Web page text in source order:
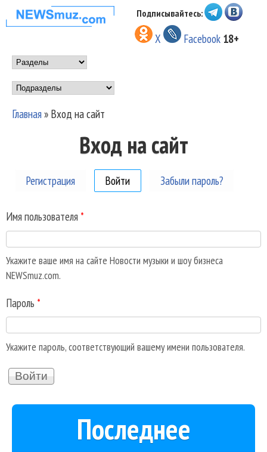
Перейти к основному
содержанию
НОВОСТИ
МУЗЫКИ И
ШОУ БИЗНЕСА
NEWSMUZ.COM
Подписывайтесь:
X Facebook 18+
Main menu
Подразделы
Вы здесь
Главная» Вход на сайт
Вход на сайт
Регистрация Войти (активная вкладка)
Забыли пароль?
Имя пользователя *
Укажите ваше имя на сайте Новости музыки и шоу бизнеса
NEWSmuz.com.
Пароль *
Укажите пароль, соответствующий вашему имени пользователя.
Последнее